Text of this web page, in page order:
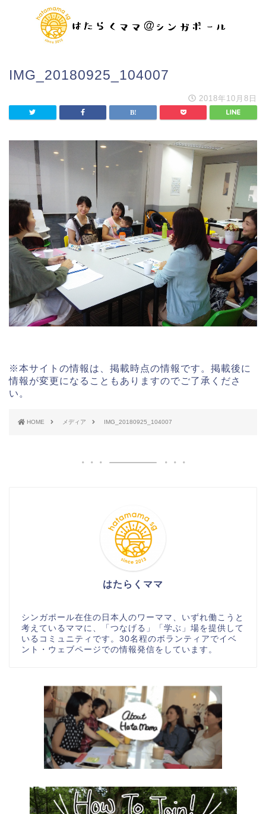
IMG_20180925_104007
2018年10月8日
※本サイトの情報は、掲載時点の情報です。掲載後に
情報が変更になることもありますのでご了承くださ
い。
HOME メディア IMG_20180925_104007
はたらくママ
シンガポール在住の日本人のワーママ、いずれ働こうと
考えているママに、「つなげる」「学ぶ」場を提供して
いるコミュニティです。30名程のボランティアでイベ
ント・ウェブページでの情報発信をしています。